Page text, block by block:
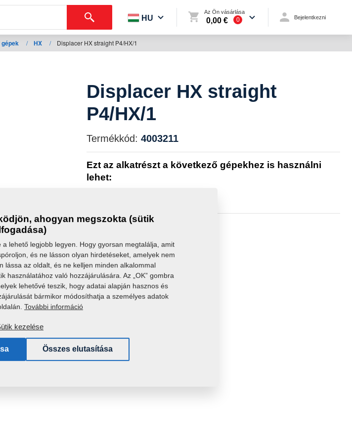
HU
Az Ön vásárlása
0,00 € 0 Bejelentkezni
/ HX / Displacer HX straight P4/HX/1
Displacer HX straight
P4/HX/1
Termékkód: 4003211
Ezt az alkatrészt a következő gépekhez is használni
lehet:
Tömeg:
ahogyan megszokta (sütik
lehető legjobb legyen. Hogy gyorsan megtalálja, amit
és ne lásson olyan hirdetéseket, amelyek nem
lássa az oldalt, és ne kelljen minden alkalommal
használatához való hozzájárulására. Az „OK” gombra
lehetővé teszik, hogy adatai alapján hasznos és
bármikor módosíthatja a személyes adatok
További információ
kezelése
Összes elutasítása